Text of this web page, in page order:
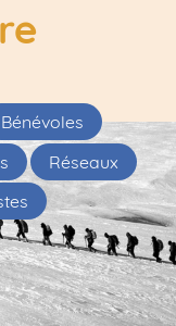
Bénévoles
Réseaux